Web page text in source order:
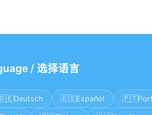
/ 选择语言
Deutsch 🇪🇸Español 🇵🇹